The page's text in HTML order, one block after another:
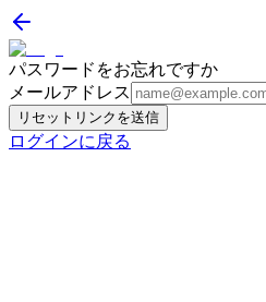
パスワードをお忘れですか
メールアドレス
リセットリンクを送信
ログインに戻る